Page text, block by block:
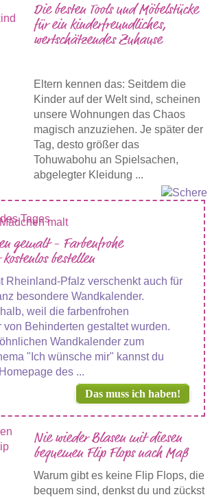
Die besten Tools und Möbelstücke
für ein kinderfreundliches,
wertschätzendes Zuhause
Eltern kennen das: Seitdem die
Kinder auf der Welt sind, scheinen
unsere Wohnungen das Chaos
magisch anzuziehen. Je später der
Tag, desto größer das
Tohuwabohu an Spielsachen,
abgelegter Kleidung ...
gemalt - Farbenfrohe
bestellen
Rheinland-Pfalz verschenkt auch für
besondere Wandkalender.
weil die farbenfrohen
von Behinderten gestaltet wurden.
Wandkalender zum
"Ich wünsche mir" kannst du
des ...
Das muss ich haben!
Nie wieder Blasen mit diesen
bequemen Flip Flops nach Maß
Warum gibt es keine Flip Flops, die
bequem sind, denkst du und zückst